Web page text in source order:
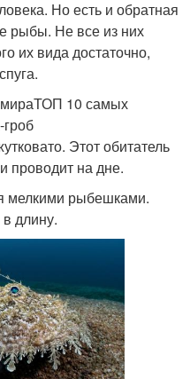
Но есть и обратная
рыбы. Не все из них
их вида достаточно,
10 самых
Этот обитатель
проводит на дне.
мелкими рыбешками.
длину.